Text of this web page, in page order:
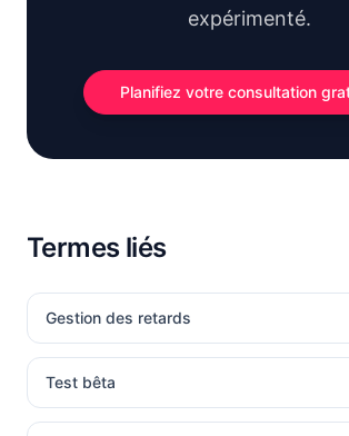
expérimenté.
Planifiez votre consultation
Termes liés
Gestion des retards
Test bêta